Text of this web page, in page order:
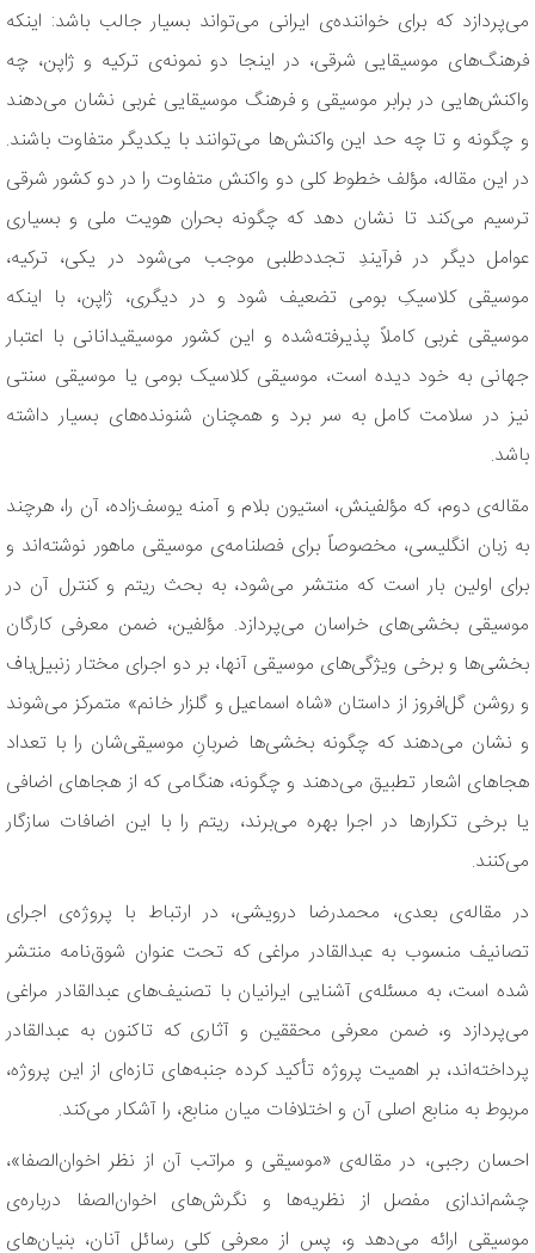
می‌پردازد که برای خواننده‌ی ایرانی می‌تواند بسیار جالب باشد: اینکه
فرهنگ‌های موسیقایی شرقی، در اینجا دو نمونه‌ی ترکیه و ژاپن، چه
واکنش‌هایی در برابر موسیقی و فرهنگ موسیقایی غربی نشان می‌دهند
و چگونه و تا چه حد این واکنش‌ها می‌توانند با یکدیگر متفاوت باشند.
در این مقاله، مؤلف خطوط کلی دو واکنش متفاوت را در دو کشور شرقی
ترسیم می‌کند تا نشان دهد که چگونه بحران هویت ملی و بسیاری
عوامل دیگر در فرآیندِ تجددطلبی موجب می‌شود در یکی، ترکیه،
موسیقی کلاسیکِ بومی تضعیف شود و در دیگری، ژاپن، با اینکه
موسیقی غربی کاملاً پذیرفته‌شده و این کشور موسیقیدانانی با اعتبار
جهانی به خود دیده است، موسیقی کلاسیک بومی یا موسیقی سنتی
نیز در سلامت کامل به سر برد و همچنان شنونده‌های بسیار داشته
باشد.
مقاله‌ی دوم، که مؤلفینش، استیون بلام و آمنه یوسف‌زاده، آن را، هرچند
به زبان انگلیسی، مخصوصاً برای فصلنامه‌ی موسیقی ماهور نوشته‌اند و
برای اولین بار است که منتشر می‌شود، به بحث ریتم و کنترل آن در
موسیقی بخشی‌های خراسان می‌پردازد. مؤلفین، ضمن معرفی کارگان
بخشی‌ها و برخی ویژگی‌های موسیقی آنها، بر دو اجرای مختار زنبیل‌باف
و روشن گل‌افروز از داستان «شاه اسماعیل و گلزار خانم» متمرکز می‌شوند
و نشان می‌دهند که چگونه بخشی‌ها ضربانِ موسیقی‌شان را با تعداد
هجاهای اشعار تطبیق می‌دهند و چگونه، هنگامی که از هجاهای اضافی
یا برخی تکرارها در اجرا بهره می‌برند، ریتم را با این اضافات سازگار
می‌کنند.
در مقاله‌ی بعدی، محمدرضا درویشی، در ارتباط با پروژه‌ی اجرای
تصانیف منسوب به عبدالقادر مراغی که تحت عنوان شوق‌نامه منتشر
شده است، به مسئله‌ی آشنایی ایرانیان با تصنیف‌های عبدالقادر مراغی
می‌پردازد و، ضمن معرفی محققین و آثاری که تاکنون به عبدالقادر
پرداخته‌اند، بر اهمیت پروژه تأکید کرده جنبه‌های تازه‌ای از این پروژه،
مربوط به منابع اصلی آن و اختلافات میان منابع، را آشکار می‌کند.
احسان رجبی، در مقاله‌ی «موسیقی و مراتب آن از نظر اخوان‌الصفا»،
چشم‌اندازی مفصل از نظریه‌ها و نگرش‌های اخوان‌الصفا درباره‌ی
موسیقی ارائه می‌دهد و، پس از معرفی کلی رسائل آنان، بنیان‌های